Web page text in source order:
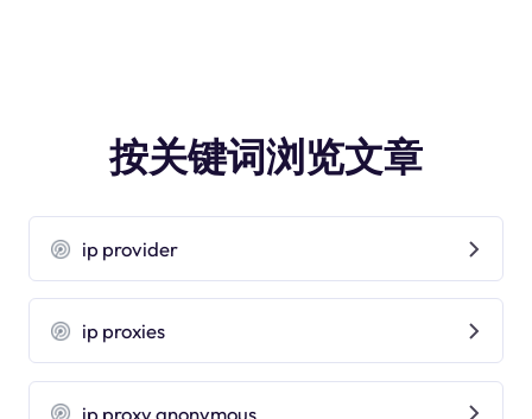
按关键词浏览文章
ip provider
ip proxies
ip proxy anonymous